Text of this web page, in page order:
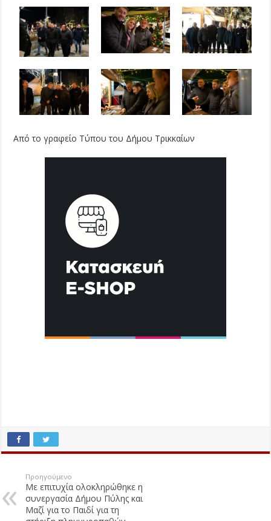
Από το γραφείο Τύπου του Δήμου Τρικκαίων
Προηγούμενο
Με επιτυχία ολοκληρώθηκε η
συνεργασία Δήμου Πύλης και
Μαζί για το Παιδί για τη